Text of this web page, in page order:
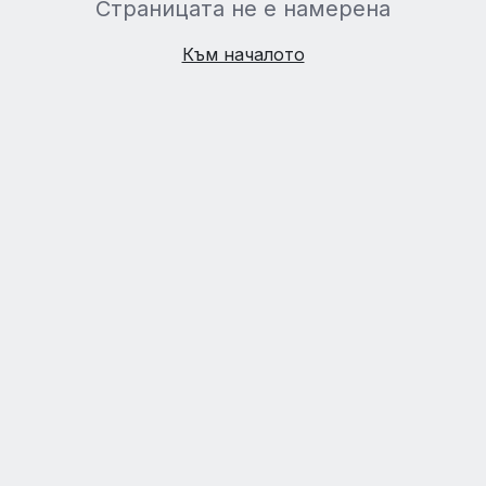
Страницата не е намерена
Към началото